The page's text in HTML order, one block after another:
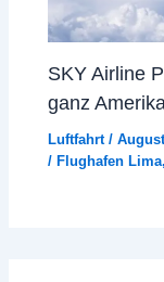
SKY Airline
ganz Amerika
Luftfahrt/
/Flughafen Lima